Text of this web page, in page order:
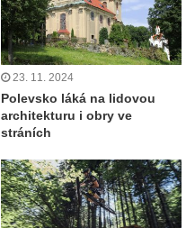
23. 11. 2024
Polevsko láká na lidovou
architekturu i obry ve
stráních